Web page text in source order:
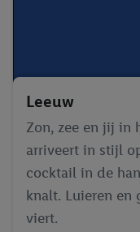
Leeuw
Zon, zee en jij in
arriveert in stijl
cocktail in de
knalt. Luieren en
viert.